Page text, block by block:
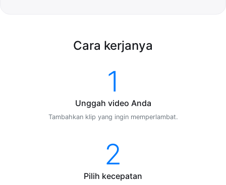
Cara kerjanya
1
Unggah video Anda
Tambahkan klip yang ingin memperlambat.
2
Pilih kecepatan